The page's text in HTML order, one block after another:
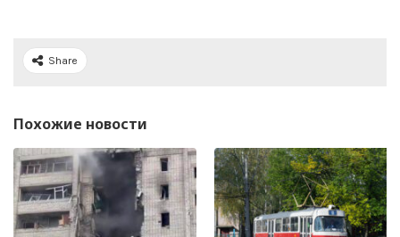
Share
Похожие новости